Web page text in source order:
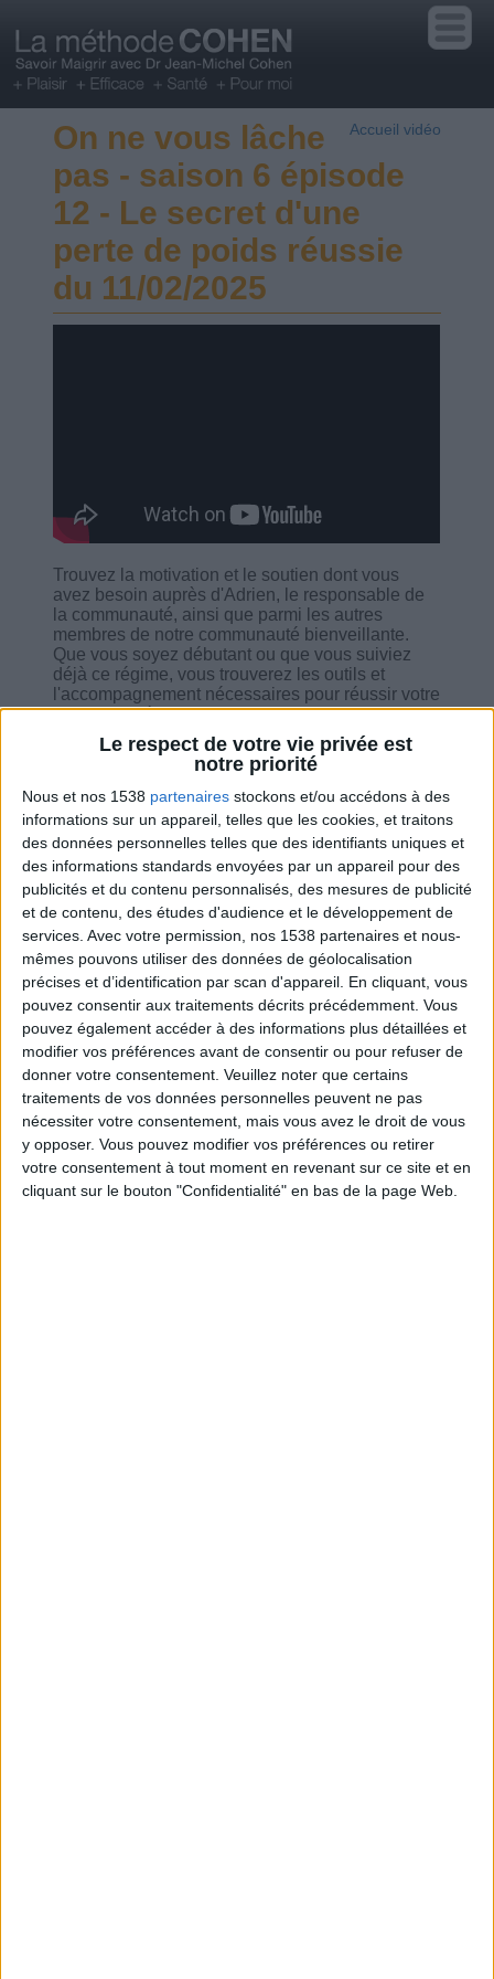
Le respect de votre vie privée est
notre priorité
Nous et nos 1538 partenaires stockons et/ou accédons à des
informations sur un appareil, telles que les cookies, et traitons
des données personnelles telles que des identifiants uniques et
des informations standards envoyées par un appareil pour des
publicités et du contenu personnalisés, des mesures de publicité
et de contenu, des études d'audience et le développement de
services. Avec votre permission, nos 1538 partenaires et nous-
mêmes pouvons utiliser des données de géolocalisation
précises et d’identification par scan d'appareil. En cliquant, vous
pouvez consentir aux traitements décrits précédemment. Vous
pouvez également accéder à des informations plus détaillées et
modifier vos préférences avant de consentir ou pour refuser de
donner votre consentement. Veuillez noter que certains
traitements de vos données personnelles peuvent ne pas
nécessiter votre consentement, mais vous avez le droit de vous
y opposer. Vous pouvez modifier vos préférences ou retirer
votre consentement à tout moment en revenant sur ce site et en
cliquant sur le bouton "Confidentialité" en bas de la page Web.
Accueil vidéo
On ne vous lâche
pas - saison 6 épisode
12 - Le secret d'une
perte de poids réussie
du 11/02/2025
Trouvez la motivation et le soutien dont vous
avez besoin auprès d'Adrien, le responsable de
la communauté, ainsi que parmi les autres
membres de notre communauté bienveillante.
Que vous soyez débutant ou que vous suiviez
déjà ce régime, vous trouverez les outils et
l'accompagnement nécessaires pour réussir votre
parcours. Découvrez des astuces simples et
efficaces pour adopter de bonnes habitudes au
quotidien.
Combien de kilos souhaitez-vous perdre ?
Moins de
5 kilos
De 5 à 10
kilos
Plus de
10 kilos
Service-client & Motivation Voir tout
Les équipes du Service-client et de la
Communauté Savoir Maigrir vous aident
chaque semaine à vous rapprocher
sereinement de votre objectif minceur.